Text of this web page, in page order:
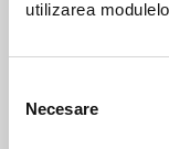
utilizarea
Selection
Necesare
Dacă vreţi să
vă invităm să
consultant
793, prin